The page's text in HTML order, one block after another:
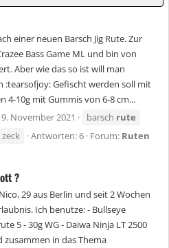
einer neuen Barsch Jig Rute. Zur
Bass Game ML und bin von
Aber wie das so ist will man
:tearsofjoy: Gefischt werden soll mit
4-10g mit Gummis von 6-8 cm...
November 2021 barsch rute
zeck Antworten: 6 Forum: Ruten
?
29 aus Berlin und seit 2 Wochen
Ich benutze: - Bullseye
5 - 30g WG - Daiwa Ninja LT 2500
in das Thema